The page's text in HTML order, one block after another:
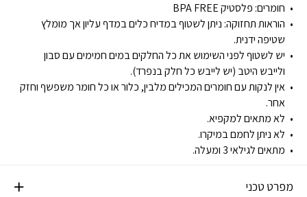
חומרים: פלסטיק BPA FREE
הוראות תחזוקה: ניתן לשטוף במדיח כלים במדף עליון אך מומלץ
שטיפה ידנית.
יש לשטוף לפני השימוש את כל החלקים במים חמימים עם סבון
ולייבש היטב (יש לייבש כל חלק בנפרד).
אין לנקות עם חומרים המכילים מלבין, כלור או כל חומר משפשף וחזק
אחר.
לא מתאים למקפיא.
לא ניתן לחמם במיקרו.
מתאים לגילאי 3 ומעלה.
מפרט טכני